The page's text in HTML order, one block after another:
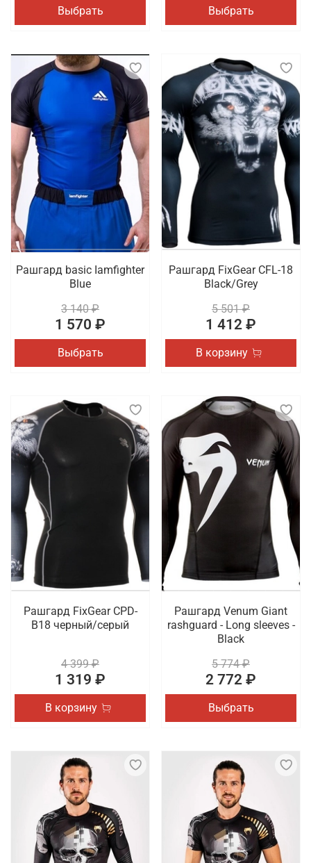
Выбрать Выбрать
Рашгард basic Iamfighter
Blue
3 140 ₽
1 570 ₽
Выбрать
Рашгард FixGear CFL-18
Black/Grey
5 501 ₽
1 412 ₽
В корзину
Рашгард FixGear CPD-
B18 черный/серый
4 399 ₽
1 319 ₽
В корзину
Рашгард Venum Giant
rashguard - Long sleeves -
Black
5 774 ₽
2 772 ₽
Выбрать